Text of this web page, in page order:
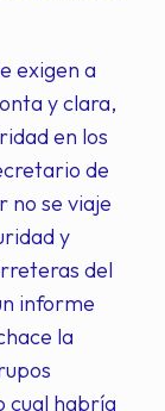
exigen a
y clara,
en los
de
no se viaje
y
del
informe
la
cual habría